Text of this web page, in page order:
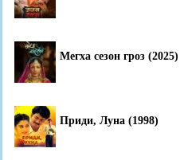
Мегха сезон гроз (2025)
Приди, Луна (1998)